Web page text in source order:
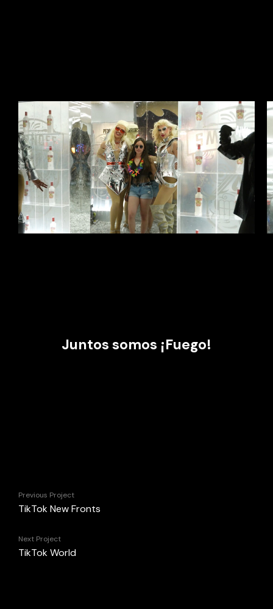
Juntos somos ¡Fuego!
Previous Project
TikTok New Fronts
Next Project
TikTok World